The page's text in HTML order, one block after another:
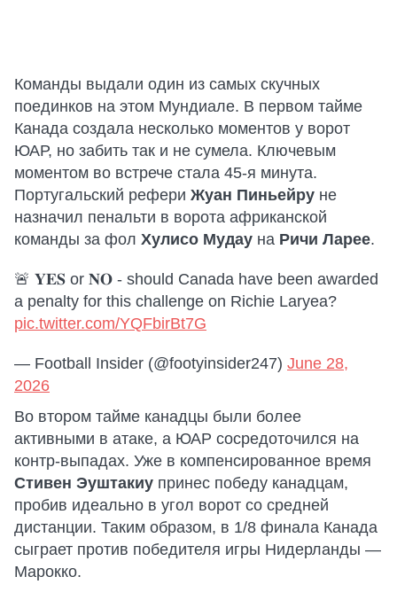
Команды выдали один из самых скучных
поединков на этом Мундиале. В первом тайме
Канада создала несколько моментов у ворот
ЮАР, но забить так и не сумела. Ключевым
моментом во встрече стала 45-я минута.
Португальский рефери Жуан Пиньейру не
назначил пенальти в ворота африканской
команды за фол Хулисо Мудау на Ричи Ларее.
🚨 𝐘𝐄𝐒 or 𝐍𝐎 - should Canada have been awarded
a penalty for this challenge on Richie Laryea?
pic.twitter.com/YQFbirBt7G
— Football Insider (@footyinsider247) June 28,
2026
Во втором тайме канадцы были более
активными в атаке, а ЮАР сосредоточился на
контр-выпадах. Уже в компенсированное время
Стивен Эуштакиу принес победу канадцам,
пробив идеально в угол ворот со средней
дистанции. Таким образом, в 1/8 финала Канада
сыграет против победителя игры Нидерланды —
Марокко.